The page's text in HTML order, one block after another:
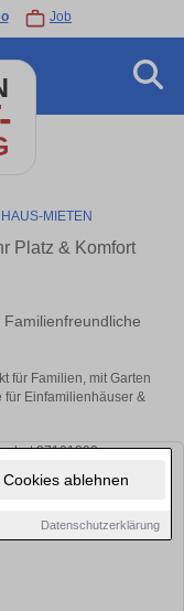
Cookies ablehnen
Datenschutzerklärung
Job
HAUS-MIETEN
Platz & Komfort
für Familien, mit Garten
für Einfamilienhäuser &